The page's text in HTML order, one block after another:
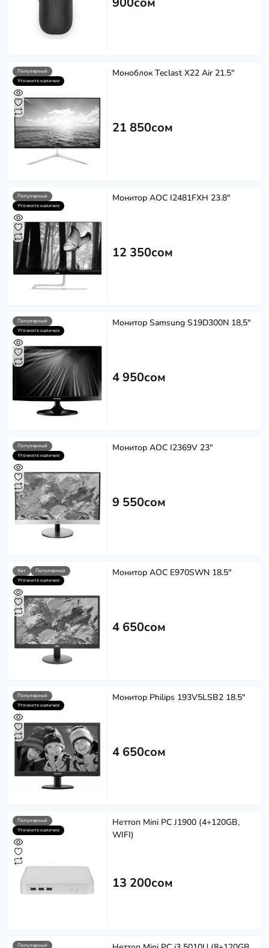
Популярный
Уточните наличие
Моноблок Teclast X22 Air 21.5"
21 850сом
Популярный
Уточните наличие
Монитор AOC I2481FXH 23.8"
12 350сом
Популярный
Уточните наличие
Монитор Samsung S19D300N 18,5"
4 950сом
Популярный
Уточните наличие
Монитор AOC I2369V 23"
9 550сом
Хит
Популярный
Уточните наличие
Монитор AOC E970SWN 18.5"
4 650сом
Популярный
Уточните наличие
Монитор Philips 193V5LSB2 18.5"
4 650сом
Популярный
Уточните наличие
Неттоп Mini PC J1900 (4+120GB,
WIFI)
13 200сом
Популярный